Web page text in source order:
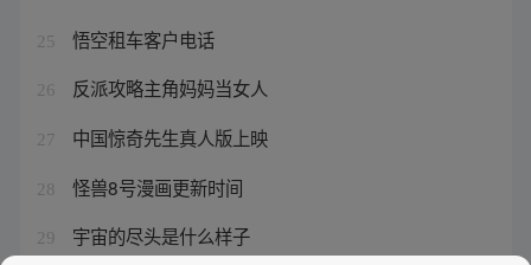
25 悟空租车客户电话
26 反派攻略主角妈妈当女人
27 中国惊奇先生真人版上映
28 怪兽8号漫画更新时间
29 宇宙的尽头是什么样子